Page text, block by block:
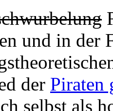
und in der
der Piraten
selbst als